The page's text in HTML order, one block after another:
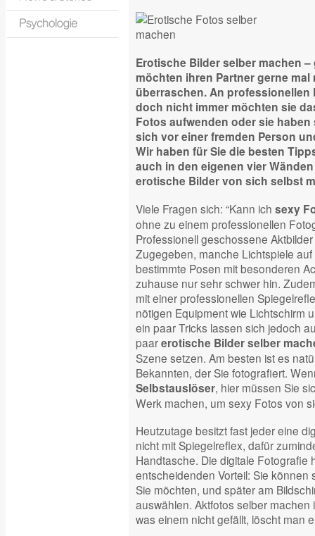
Erotische Bilder selber machen
möchten ihren Partner gerne
überraschen. An
doch nicht immer möchten sie
Fotos aufwenden oder sie
sich vor einer fremden Person
Wir haben für Sie die besten
auch in den eigenen vier
erotische Bilder von sich selbst
Viele Fragen sich: “Kann ich sexy
ohne zu einem professionellen
Professionell geschossene
Zugegeben, manche Lichtspiele
bestimmte Posen mit besonderen
zuhause nur sehr schwer hin.
mit einer professionellen
nötigen Equipment wie Lichtschirm
ein paar Tricks lassen sich jedoch
paarerotische Bilder selber
Szene setzen. Am besten ist es
Bekannten, der Sie fotografiert.
Selbstauslöser, hier müssen Sie
Werk machen, um sexy Fotos von
Heutzutage besitzt fast jeder eine
nicht mit Spiegelreflex, dafür
Handtasche. Die digitale Fotografie
entscheidenden Vorteil: Sie können
Sie möchten, und später am
auswählen. Aktfotos selber
was einem nicht gefällt, löscht man